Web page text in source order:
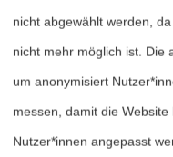
Bestellen
Fördern
Jubiläum 40 Jahre
nicht abgewählt werden,
nicht mehr möglich ist. Die
um anonymisiert
messen, damit die
Nutzer*innen angepasst